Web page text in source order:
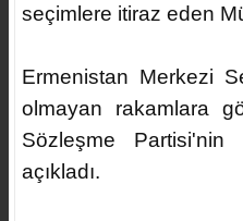
seçimlere itiraz eden
Ermenistan Merkezi
olmayan rakamlara
Sözleşme Partisi'nin
açıkladı.